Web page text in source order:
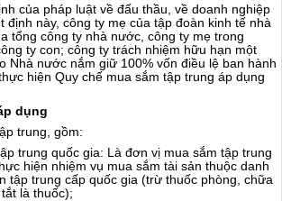
của pháp luật về đấu thầu, về doanh nghiệp
định này, công ty mẹ của tập đoàn kinh tế nhà
tổng công ty nhà nước, công ty mẹ trong
ty con; công ty trách nhiệm hữu hạn một
Nhà nước nắm giữ 100% vốn điều lệ ban hành
hiện Quy chế mua sắm tập trung áp dụng
dụng
trung, gồm:
trung quốc gia: Là đơn vị mua sắm tập trung
hiện nhiệm vụ mua sắm tài sản thuộc danh
tập trung cấp quốc gia (trừ thuốc phòng, chữa
là thuốc);